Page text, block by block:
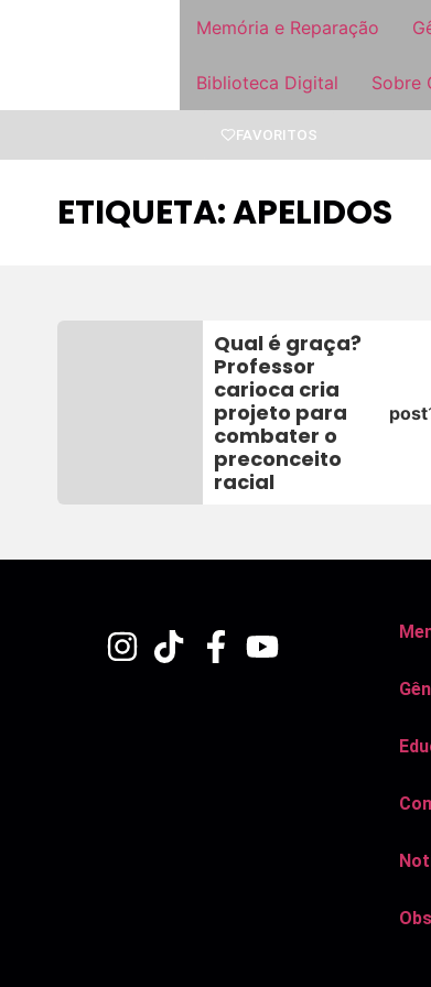
Memória e Reparação
Biblioteca Digital Sobre
FAVORITOS
ETIQUETA: APELIDOS
Qual é graça?
Professor
carioca cria
projeto para
combater o
preconceito
racial
post